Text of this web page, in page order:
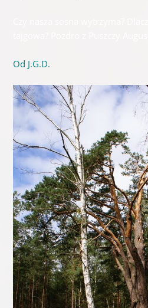
Od J.G.D.